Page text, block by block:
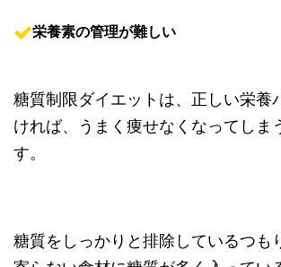
栄養素の管理が難しい
糖質制限ダイエットは、正しい栄養
ければ、うまく痩せなくなってしま
す。
糖質をしっかりと排除しているつも